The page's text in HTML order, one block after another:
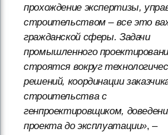
прохождение экспертизы,
строительством – все это
гражданской сферы. Задачи
промышленного
строятся вокруг
решений, координации
строительства с
генпроектировщиком,
проекта до эксплуатации», –